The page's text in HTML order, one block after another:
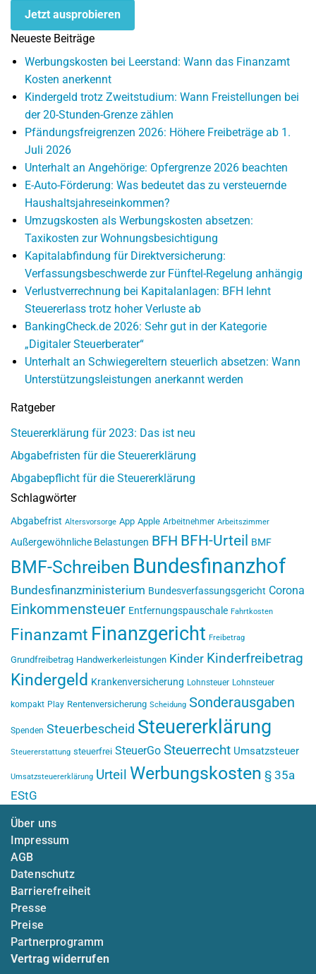
Jetzt ausprobieren
Neueste Beiträge
Werbungskosten bei Leerstand: Wann das Finanzamt
Kosten anerkennt
Kindergeld trotz Zweitstudium: Wann Freistellungen bei
der 20-Stunden-Grenze zählen
Pfändungsfreigrenzen 2026: Höhere Freibeträge ab 1.
Juli 2026
Unterhalt an Angehörige: Opfergrenze 2026 beachten
E-Auto-Förderung: Was bedeutet das zu versteuernde
Haushaltsjahreseinkommen?
Umzugskosten als Werbungskosten absetzen:
Taxikosten zur Wohnungsbesichtigung
Kapitalabfindung für Direktversicherung:
Verfassungsbeschwerde zur Fünftel-Regelung anhängig
Verlustverrechnung bei Kapitalanlagen: BFH lehnt
Steuererlass trotz hoher Verluste ab
BankingCheck.de 2026: Sehr gut in der Kategorie
„Digitaler Steuerberater“
Unterhalt an Schwiegereltern steuerlich absetzen: Wann
Unterstützungsleistungen anerkannt werden
Ratgeber
Steuererklärung für 2023: Das ist neu
Abgabefristen für die Steuererklärung
Abgabepflicht für die Steuererklärung
Schlagwörter
Abgabefrist Altersvorsorge App Apple Arbeitnehmer Arbeitszimmer
Außergewöhnliche Belastungen BFH BFH-Urteil BMF
BMF-Schreiben Bundesfinanzhof
Bundesfinanzministerium Bundesverfassungsgericht Corona
Einkommensteuer Entfernungspauschale Fahrtkosten
Finanzamt Finanzgericht Freibetrag
Grundfreibetrag Handwerkerleistungen Kinder Kinderfreibetrag
Kindergeld Krankenversicherung Lohnsteuer Lohnsteuer
kompakt Play Rentenversicherung Scheidung Sonderausgaben
Spenden Steuerbescheid Steuererklärung
Steuererstattung steuerfrei SteuerGo Steuerrecht Umsatzsteuer
Umsatzsteuererklärung Urteil Werbungskosten § 35a
EStG
Über uns
Impressum
AGB
Datenschutz
Barrierefreiheit
Presse
Preise
Partnerprogramm
Vertrag widerrufen